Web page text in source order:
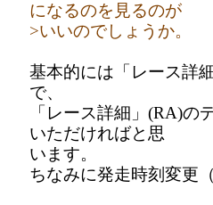
になるのを見るのが
>いいのでしょうか。
基本的には「レース詳
で、
「レース詳細」(RA)の
いただければと思
います。
ちなみに発走時刻変更